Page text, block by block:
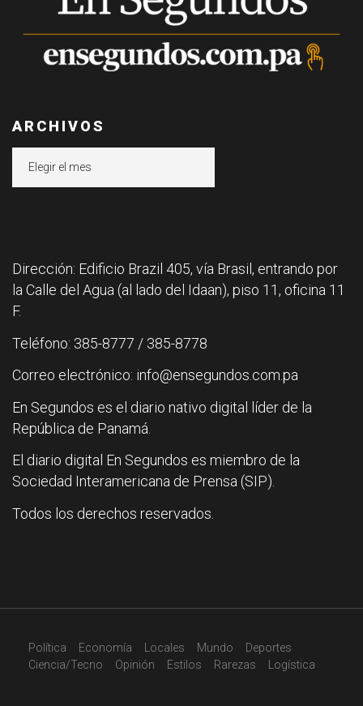
ARCHIVOS
Dirección: Edificio Brazil 405, vía Brasil, entrando por
la Calle del Agua (al lado del Idaan), piso 11, oficina 11
F.
Teléfono: 385-8777 / 385-8778
Correo electrónico: info@ensegundos.com.pa
En Segundos es el diario nativo digital líder de la
República de Panamá.
El diario digital En Segundos es miembro de la
Sociedad Interamericana de Prensa (SIP).
Todos los derechos reservados.
Política Economía Locales Mundo
Deportes
Ciencia/Tecno
Opinión Estilos Rarezas Logística